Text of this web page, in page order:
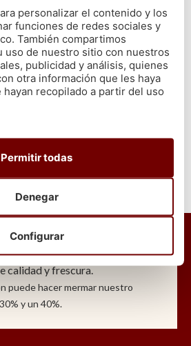
preparar este plato con losmejores
fresco y de la máxima calidad
se chupen los dedos.
VOLVER
comprometemos a que todos
pescadosson gallegos y de
, escogidos uno a uno, de la lonja
a tu hogar, para ofrecer la
calidad y frescura.
puede hacer mermar nuestro
y un 40%.
personalizar el contenido y los
funciones de redes sociales y
También compartimos
uso de nuestro sitio con nuestros
publicidad y análisis, quienes
otra información que les haya
recopilado a partir del uso
Configurar
Denegar
Permitir todas